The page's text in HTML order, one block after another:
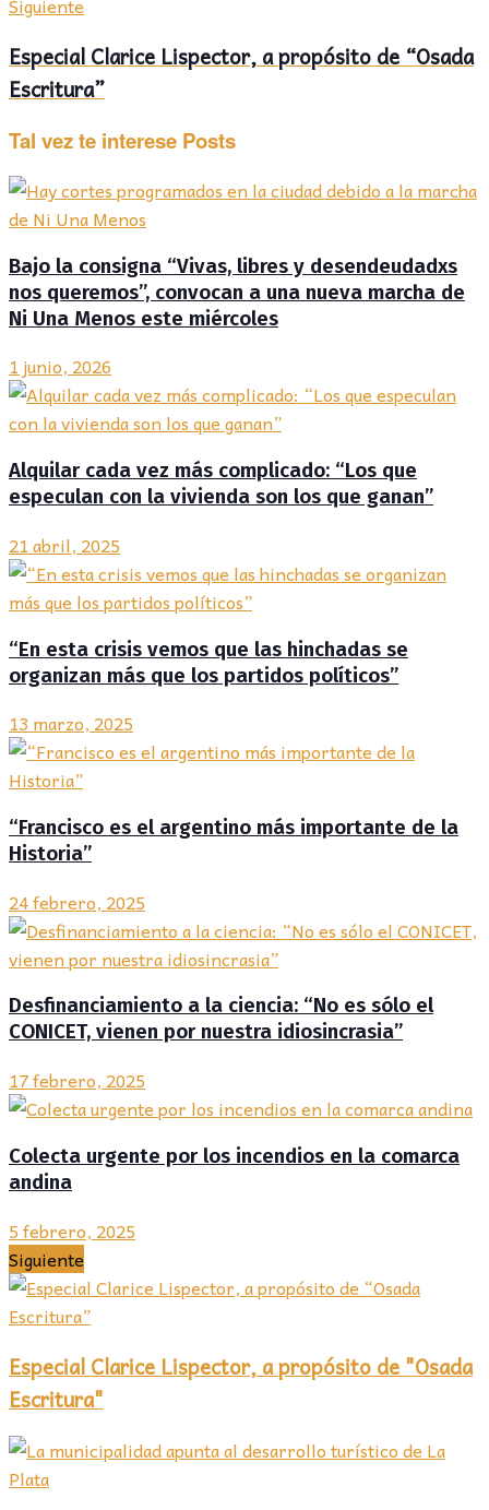
Especial Clarice Lispector, a propósito de “Osada
Escritura”
Tal vez te interese Posts
Bajo la consigna “Vivas, libres y desendeudadxs
nos queremos”, convocan a una nueva marcha de
Ni Una Menos este miércoles
1 junio, 2026
Alquilar cada vez más complicado: “Los que
especulan con la vivienda son los que ganan”
21 abril, 2025
“En esta crisis vemos que las hinchadas se
organizan más que los partidos políticos”
13 marzo, 2025
“Francisco es el argentino más importante de la
Historia”
24 febrero, 2025
Desfinanciamiento a la ciencia: “No es sólo el
CONICET, vienen por nuestra idiosincrasia”
17 febrero, 2025
Colecta urgente por los incendios en la comarca
andina
5 febrero, 2025
Siguiente
Especial Clarice Lispector, a propósito de "Osada
Escritura"